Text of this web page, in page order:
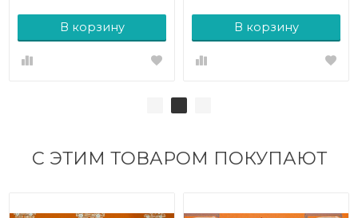
В корзину В корзину
С ЭТИМ ТОВАРОМ ПОКУПАЮТ